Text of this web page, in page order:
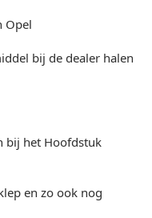
Opel
bij de dealer halen
bij het Hoofdstuk
en zo ook nog